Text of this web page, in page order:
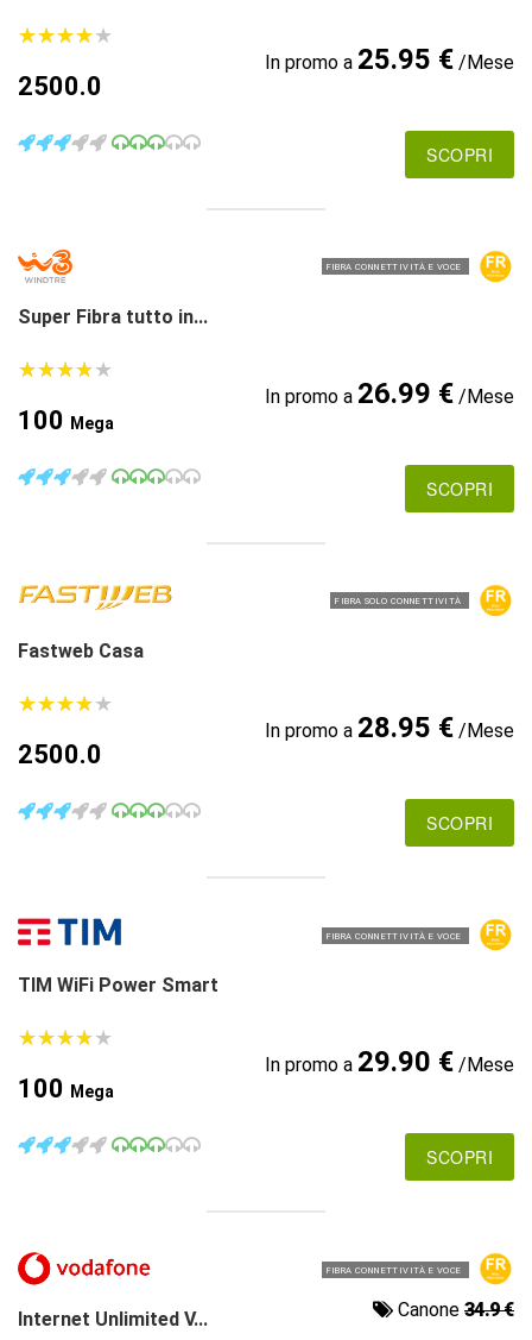
★★★★★
★★★★★
2500.0
In promo a 25.95 €/Mese
SCOPRI
FIBRA CONNETTIVITÀ E VOCE
Super Fibra tutto in...
★★★★★
★★★★★
100 Mega
In promo a 26.99 €/Mese
SCOPRI
FIBRA SOLO CONNETTIVITÀ
Fastweb Casa
★★★★★
★★★★★
2500.0
In promo a 28.95 €/Mese
SCOPRI
FIBRA CONNETTIVITÀ E VOCE
TIM WiFi Power Smart
★★★★★
★★★★★
100 Mega
In promo a 29.90 €/Mese
SCOPRI
FIBRA CONNETTIVITÀ E VOCE
Internet Unlimited V... Canone 34.9 €